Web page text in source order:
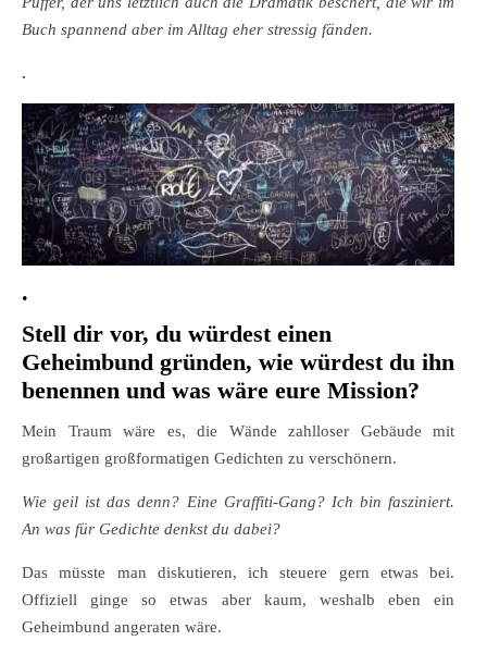
Buch spannend aber im Alltag eher stressig fänden.
.
.
Stell dir vor, du würdest einen
Geheimbund gründen, wie würdest du ihn
benennen und was wäre eure Mission?
Mein Traum wäre es, die Wände zahlloser Gebäude mit
großartigen großformatigen Gedichten zu verschönern.
Wie geil ist das denn? Eine Graffiti-Gang? Ich bin fasziniert.
An was für Gedichte denkst du dabei?
Das müsste man diskutieren, ich steuere gern etwas bei.
Offiziell ginge so etwas aber kaum, weshalb eben ein
Geheimbund angeraten wäre.